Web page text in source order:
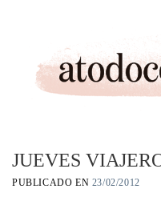
JUEVES
PUBLICADO EN 23/02/2012